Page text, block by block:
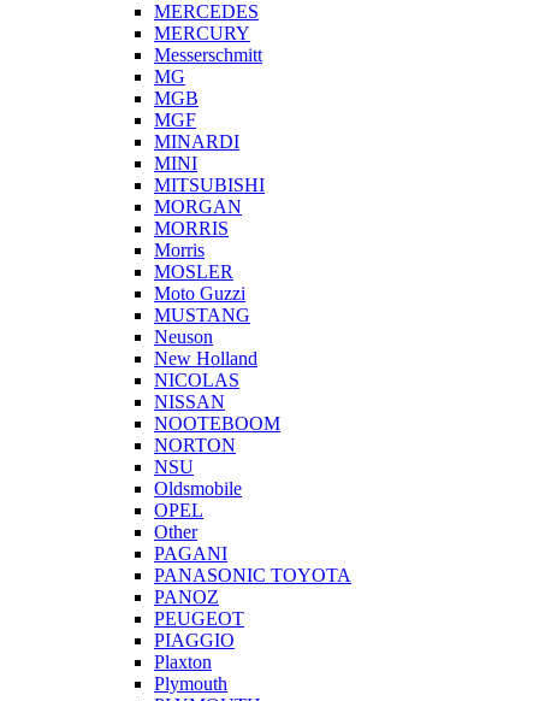
MERCEDES
MERCURY
Messerschmitt
MG
MGB
MGF
MINARDI
MINI
MITSUBISHI
MORGAN
MORRIS
Morris
MOSLER
Moto Guzzi
MUSTANG
Neuson
New Holland
NICOLAS
NISSAN
NOOTEBOOM
NORTON
NSU
Oldsmobile
OPEL
Other
PAGANI
PANASONIC TOYOTA
PANOZ
PEUGEOT
PIAGGIO
Plaxton
Plymouth